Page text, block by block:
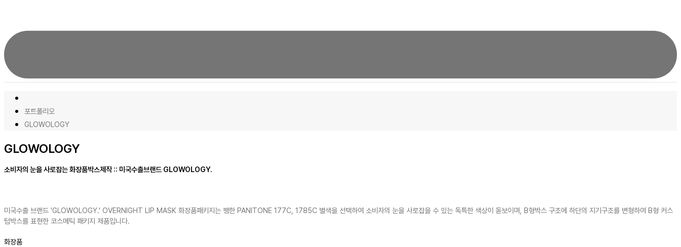
포트폴리오
GLOWOLOGY
GLOWOLOGY
소비자의 눈을 사로잡는 화장품박스제작 :: 미국수출브랜드 GLOWOLOGY.
미국수출 브랜드 'GLOWOLOGY.' OVERNIGHT LIP MASK 화장품패키지는 쨍한 PANITONE 177C, 1785C 별색을 선택하여 소비자의 눈을 사로잡을 수 있는 독특한 색상이 돋보이며, B형박스 구조에 하단의 지기구조를 변형하여 B형 커스
텀박스를 표현한 코스메틱 패키지 제품입니다.
화장품